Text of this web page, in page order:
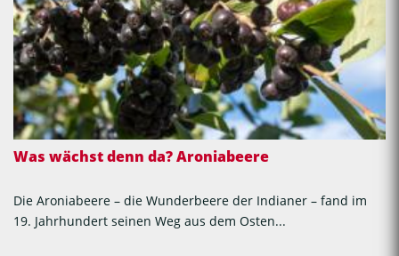
Was wächst denn da? Aroniabeere
Die Aroniabeere – die Wunderbeere der Indianer – fand im
19. Jahrhundert seinen Weg aus dem Osten...